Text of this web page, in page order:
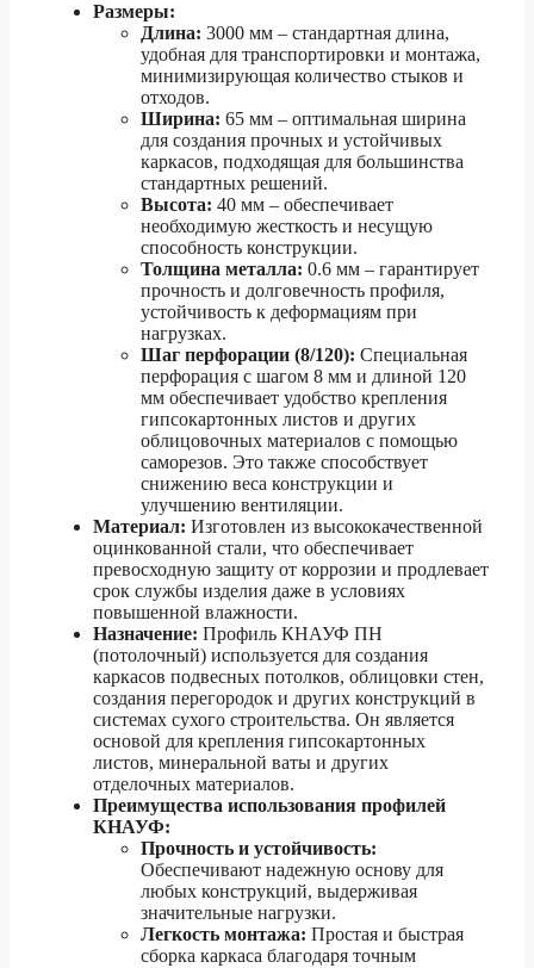
Размеры:
Длина: 3000 мм – стандартная длина,
удобная для транспортировки и монтажа,
минимизирующая количество стыков и
отходов.
Ширина: 65 мм – оптимальная ширина
для создания прочных и устойчивых
каркасов, подходящая для большинства
стандартных решений.
Высота: 40 мм – обеспечивает
необходимую жесткость и несущую
способность конструкции.
Толщина металла: 0.6 мм – гарантирует
прочность и долговечность профиля,
устойчивость к деформациям при
нагрузках.
Шаг перфорации (8/120): Специальная
перфорация с шагом 8 мм и длиной 120
мм обеспечивает удобство крепления
гипсокартонных листов и других
облицовочных материалов с помощью
саморезов. Это также способствует
снижению веса конструкции и
улучшению вентиляции.
Материал: Изготовлен из высококачественной
оцинкованной стали, что обеспечивает
превосходную защиту от коррозии и продлевает
срок службы изделия даже в условиях
повышенной влажности.
Назначение: Профиль КНАУФ ПН
(потолочный) используется для создания
каркасов подвесных потолков, облицовки стен,
создания перегородок и других конструкций в
системах сухого строительства. Он является
основой для крепления гипсокартонных
листов, минеральной ваты и других
отделочных материалов.
Преимущества использования профилей
КНАУФ:
Прочность и устойчивость:
Обеспечивают надежную основу для
любых конструкций, выдерживая
значительные нагрузки.
Легкость монтажа: Простая и быстрая
сборка каркаса благодаря точным